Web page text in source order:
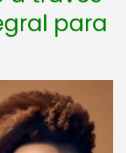
para